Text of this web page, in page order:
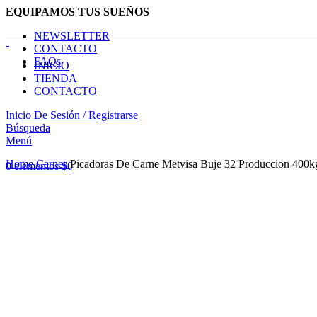
EQUIPAMOS TUS SUEÑOS
NEWSLETTER
CONTACTO
FAQs
INICIO
TIENDA
CONTACTO
Inicio De Sesión / Registrarse
Búsqueda
Menú
0elementos $0
HomeCarnesPicadoras De Carne Metvisa Buje 32 Produccion